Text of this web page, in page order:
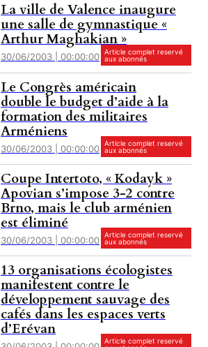
La ville de Valence inaugure
une salle de gymnastique «
Arthur Maghakian »
30/06/2003 | 00:00:00 Article complet reservé
aux abonnés
Le Congrès américain
double le budget d’aide à la
formation des militaires
Arméniens
30/06/2003 | 00:00:00 Article complet reservé
aux abonnés
Coupe Intertoto, « Kodayk »
Apovian s’impose 3-2 contre
Brno, mais le club arménien
est éliminé
30/06/2003 | 00:00:00 Article complet reservé
aux abonnés
13 organisations écologistes
manifestent contre le
développement sauvage des
cafés dans les espaces verts
d’Erévan
Article complet reservé